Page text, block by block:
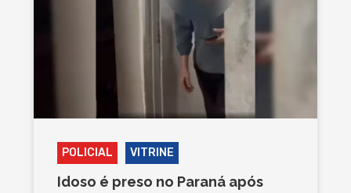
POLICIAL VITRINE
Idoso é preso no Paraná após